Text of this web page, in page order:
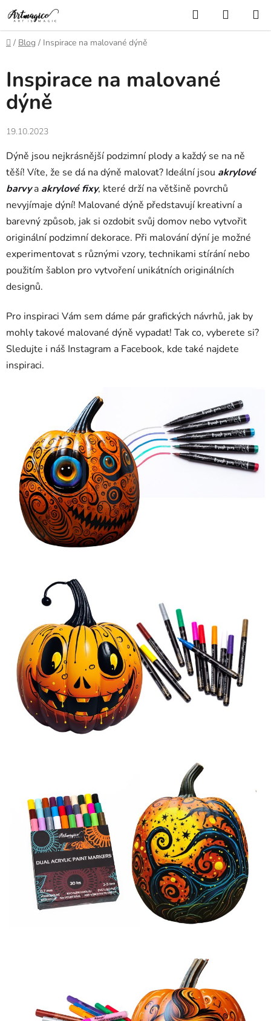
Přejít
na
obsah
Hledat
KOŠÍK
Domů
/ Blog / Inspirace na malované dýně
Inspirace na malované
dýně
19.10.2023
Dýně jsou nejkrásnější podzimní plody a každý se na ně
těší! Víte, že se dá na dýně malovat? Ideální jsou akrylové
barvya akrylové fixy, které drží na většině povrchů
nevyjímaje dýní! Malované dýně představují kreativní a
barevný způsob, jak si ozdobit svůj domov nebo vytvořit
originální podzimní dekorace. Při malování dýní je možné
experimentovat s různými vzory, technikami stírání nebo
použitím šablon pro vytvoření unikátních originálních
designů.
Pro inspiraci Vám sem dáme pár grafických návrhů, jak by
mohly takové malované dýně vypadat! Tak co, vyberete si?
Sledujte i náš Instagram a Facebook, kde také najdete
inspiraci.